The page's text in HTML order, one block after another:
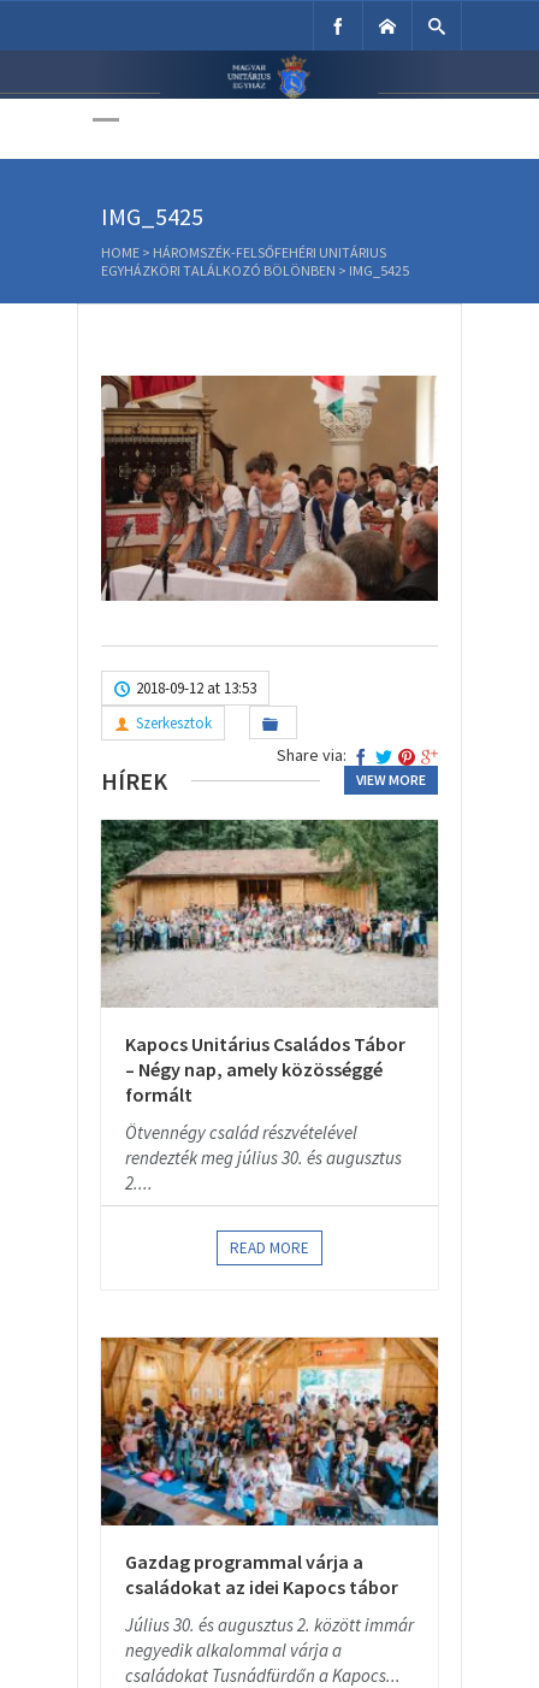
Unitárius Egyház
IMG_5425
HOME > HÁROMSZÉK-FELSŐFEHÉRI UNITÁRIUS
EGYHÁZKÖRI TALÁLKOZÓ BÖLÖNBEN > IMG_5425
2018-09-12 at 13:53
Szerkesztok
Share via:
HÍREK VIEW MORE
Kapocs Unitárius Családos Tábor
– Négy nap, amely közösséggé
formált
Ötvennégy család részvételével
rendezték meg július 30. és augusztus
2....
READ MORE
Gazdag programmal várja a
családokat az idei Kapocs tábor
Július 30. és augusztus 2. között immár
negyedik alkalommal várja a
családokat Tusnádfürdőn a Kapocs...